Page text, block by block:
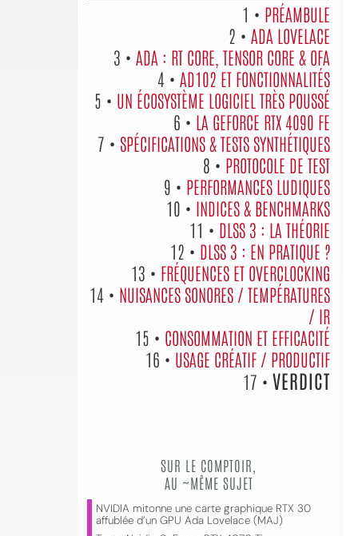
1 • PRÉAMBULE
2 • ADA LOVELACE
3 • ADA : RT CORE, TENSOR CORE & OFA
4 • AD102 ET FONCTIONNALITÉS
5 • UN ÉCOSYSTÈME LOGICIEL TRÈS POUSSÉ
6 • LA GEFORCE RTX 4090 FE
7 • SPÉCIFICATIONS & TESTS SYNTHÉTIQUES
8 • PROTOCOLE DE TEST
9 • PERFORMANCES LUDIQUES
10 • INDICES & BENCHMARKS
11 • DLSS 3 : LA THÉORIE
12 • DLSS 3 : EN PRATIQUE ?
13 • FRÉQUENCES ET OVERCLOCKING
14 • NUISANCES SONORES / TEMPÉRATURES
/ IR
15 • CONSOMMATION ET EFFICACITÉ
16 • USAGE CRÉATIF / PRODUCTIF
17 • VERDICT
SUR LE COMPTOIR,
AU ~MÊME SUJET
NVIDIA mitonne une carte graphique RTX 30
affublée d’un GPU Ada Lovelace (MAJ)